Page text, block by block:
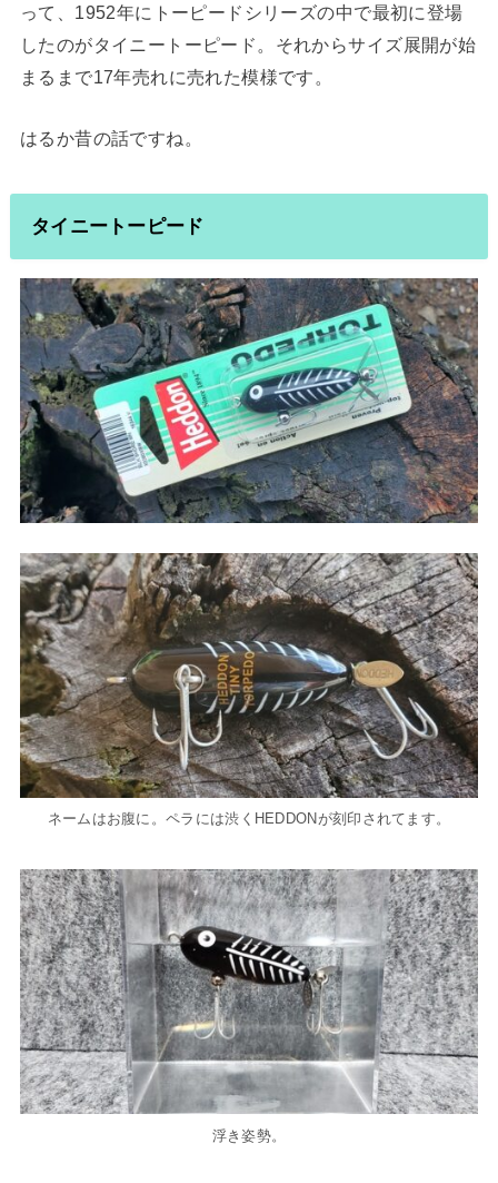
って、1952年にトーピードシリーズの中で最初に登場
したのがタイニートーピード。それからサイズ展開が始
まるまで17年売れに売れた模様です。
はるか昔の話ですね。
タイニートーピード
ネームはお腹に。ペラには渋くHEDDONが刻印されてます。
浮き姿勢。